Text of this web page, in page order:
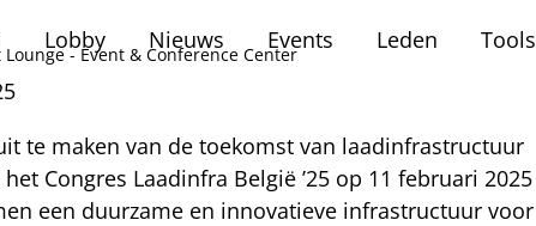
Lobby Nieuws Events Leden Tools
Lounge - Event & Conference Center
te maken van de toekomst van laadinfrastructuur
Congres Laadinfra België ’25 op 11 februari 2025
een duurzame en innovatieve infrastructuur voor